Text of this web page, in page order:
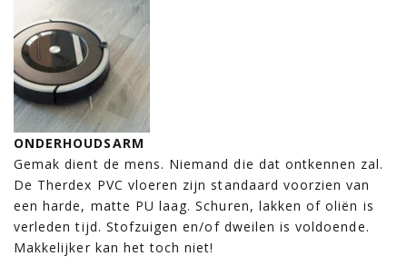
ONDERHOUDSARM
Gemak dient de mens. Niemand die dat ontkennen zal.
De Therdex PVC vloeren zijn standaard voorzien van
een harde, matte PU laag. Schuren, lakken of oliën is
verleden tijd. Stofzuigen en/of dweilen is voldoende.
Makkelijker kan het toch niet!